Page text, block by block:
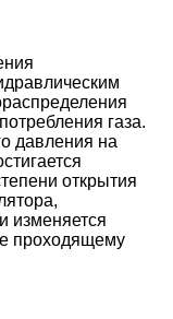
газа.
давления на
открытия
изменяется
проходящему